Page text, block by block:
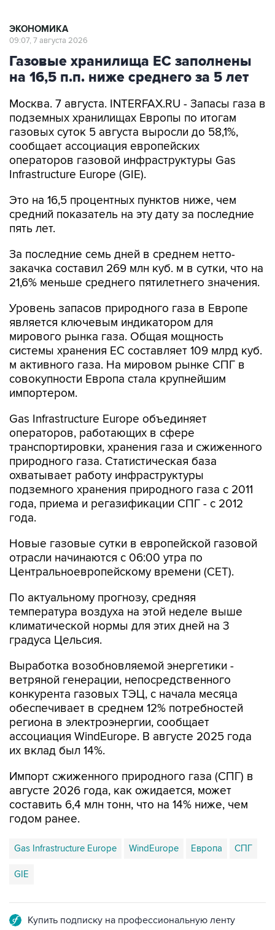
ЭКОНОМИКА
09:07, 7 августа 2026
Газовые хранилища ЕС заполнены
на 16,5 п.п. ниже среднего за 5 лет
Москва. 7 августа. INTERFAX.RU - Запасы газа в
подземных хранилищах Европы по итогам
газовых суток 5 августа выросли до 58,1%,
сообщает ассоциация европейских
операторов газовой инфраструктуры Gas
Infrastructure Europe (GIE).
Это на 16,5 процентных пунктов ниже, чем
средний показатель на эту дату за последние
пять лет.
За последние семь дней в среднем нетто-
закачка составил 269 млн куб. м в сутки, что на
21,6% меньше среднего пятилетнего значения.
Уровень запасов природного газа в Европе
является ключевым индикатором для
мирового рынка газа. Общая мощность
системы хранения ЕС составляет 109 млрд куб.
м активного газа. На мировом рынке СПГ в
совокупности Европа стала крупнейшим
импортером.
Gas Infrastructure Europe объединяет
операторов, работающих в сфере
транспортировки, хранения газа и сжиженного
природного газа. Статистическая база
охватывает работу инфраструктуры
подземного хранения природного газа с 2011
года, приема и регазификации СПГ - с 2012
года.
Новые газовые сутки в европейской газовой
отрасли начинаются c 06:00 утра по
Центральноевропейскому времени (CET).
По актуальному прогнозу, средняя
температура воздуха на этой неделе выше
климатической нормы для этих дней на 3
градуса Цельсия.
Выработка возобновляемой энергетики -
ветряной генерации, непосредственного
конкурента газовых ТЭЦ, с начала месяца
обеспечивает в среднем 12% потребностей
региона в электроэнергии, сообщает
ассоциация WindEurope. В августе 2025 года
их вклад был 14%.
Импорт сжиженного природного газа (СПГ) в
августе 2026 года, как ожидается, может
составить 6,4 млн тонн, что на 14% ниже, чем
годом ранее.
Gas Infrastructure Europe WindEurope Европа СПГ
GIE
Купить подписку на профессиональную ленту